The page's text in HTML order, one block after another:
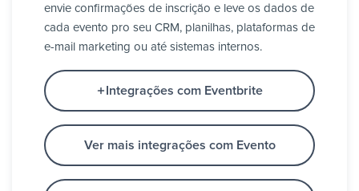
envie confirmações de inscrição e leve os dados de
cada evento pro seu CRM, planilhas, plataformas de
e-mail marketing ou até sistemas internos.
Integrações com Eventbrite
Ver mais integrações com Evento